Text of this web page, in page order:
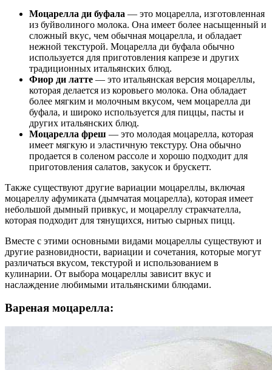
Моцарелла ди буфала — это моцарелла, изготовленная
из буйволиного молока. Она имеет более насыщенный и
сложный вкус, чем обычная моцарелла, и обладает
нежной текстурой. Моцарелла ди буфала обычно
используется для приготовления капрезе и других
традиционных итальянских блюд.
Фиор ди латте — это итальянская версия моцареллы,
которая делается из коровьего молока. Она обладает
более мягким и молочным вкусом, чем моцарелла ди
буфала, и широко используется для пиццы, пасты и
других итальянских блюд.
Моцарелла фреш — это молодая моцарелла, которая
имеет мягкую и эластичную текстуру. Она обычно
продается в соленом рассоле и хорошо подходит для
приготовления салатов, закусок и брускетт.
Также существуют другие вариации моцареллы, включая
моцареллу афумиката (дымчатая моцарелла), которая имеет
небольшой дымный привкус, и моцареллу стракчателла,
которая подходит для тянущихся, нитью сырных пицц.
Вместе с этими основными видами моцареллы существуют и
другие разновидности, вариации и сочетания, которые могут
различаться вкусом, текстурой и использованием в
кулинарии. От выбора моцареллы зависит вкус и
наслаждение любимыми итальянскими блюдами.
Вареная моцарелла: